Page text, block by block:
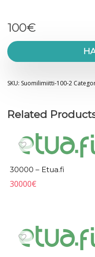
100€
SKU: Suomilimiitti-100-2
Related
30000 – Etua.fi
30000€